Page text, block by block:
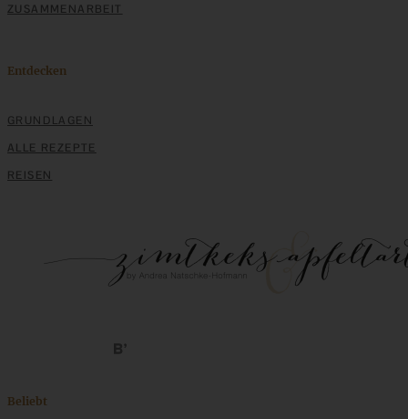
ZUM BEITRAG
ZUSAMMENARBEIT
Entdecken
GRUNDLAGEN
ALLE REZEPTE
REISEN
Beliebt